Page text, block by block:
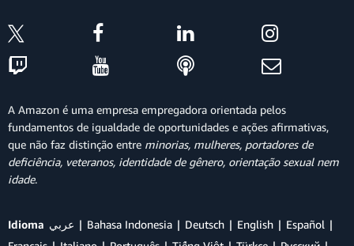
A Amazon é uma empresa empregadora orientada pelos
fundamentos de igualdade de oportunidades e ações afirmativas,
que não faz distinção entre minorias, mulheres, portadores de
deficiência, veteranos, identidade de gênero, orientação sexual nem
idade.
Idioma عربي Bahasa Indonesia Deutsch English
Español